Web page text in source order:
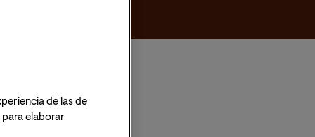
de las de
elaborar